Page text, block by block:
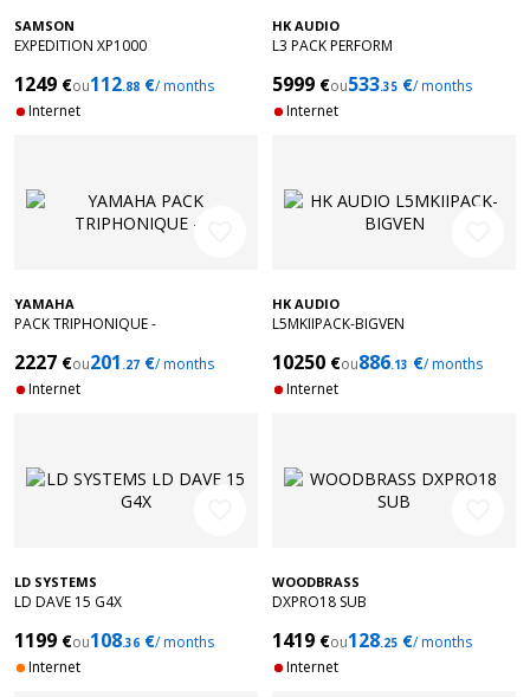
SAMSON
EXPEDITION XP1000
1249 €ou112.88 €/ months
Internet
HK AUDIO
L3 PACK PERFORM
5999 €ou533.35 €/ months
Internet
YAMAHA
PACK TRIPHONIQUE -
2227 €ou201 .27 €/ months
Internet
HK AUDIO
L5MKIIPACK-BIGVEN
10250 €ou886.13 €/ months
Internet
LD SYSTEMS
LD DAVE 15 G4X
1199 €ou108.36 €/ months
Internet
WOODBRASS
DXPRO18 SUB
1419 €ou128.25 €/ months
Internet